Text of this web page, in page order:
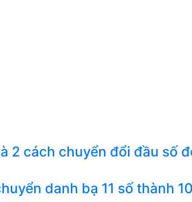
2 cách chuyển đổi đầu số
danh bạ 11 số thành